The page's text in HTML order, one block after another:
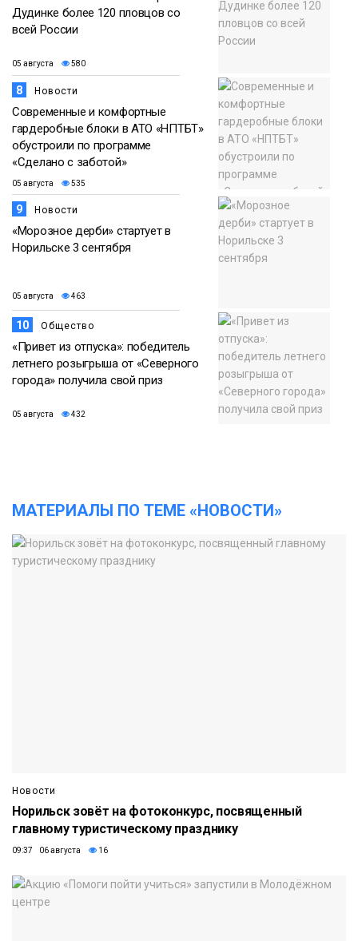
Дудинке более 120 пловцов со
всей России
05 августа 580
8 Новости
Современные и комфортные
гардеробные блоки в АТО «НПТБТ»
обустроили по программе
«Сделано с заботой»
05 августа 535
9 Новости
«Морозное дерби» стартует в
Норильске 3 сентября
05 августа 463
10 Общество
«Привет из отпуска»: победитель
летнего розыгрыша от «Северного
города» получила свой приз
05 августа 432
МАТЕРИАЛЫ ПО ТЕМЕ «НОВОСТИ»
Новости
Норильск зовёт на фотоконкурс, посвященный
главному туристическому празднику
09:37 06 августа 16